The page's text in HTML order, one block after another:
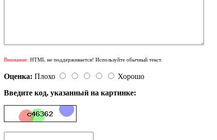
Внимание: HTML не поддерживается! Используйте обычный текст.
Оценка: Плохо
Хорошо
Введите код, указанный на картинке: